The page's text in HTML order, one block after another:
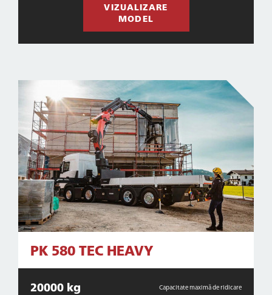
VIZUALIZARE
MODEL
PK 580 TEC HEAVY
20000 kg Capacitate maximă de ridicare